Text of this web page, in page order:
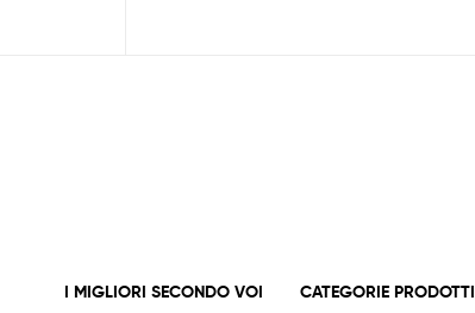
I MIGLIORI SECONDO VOI CATEGORIE PRODOTTI